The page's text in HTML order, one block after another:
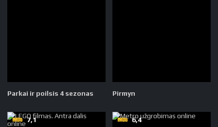
Parkai ir poilsis 4 sezonas Pirmyn
7,1 6,4